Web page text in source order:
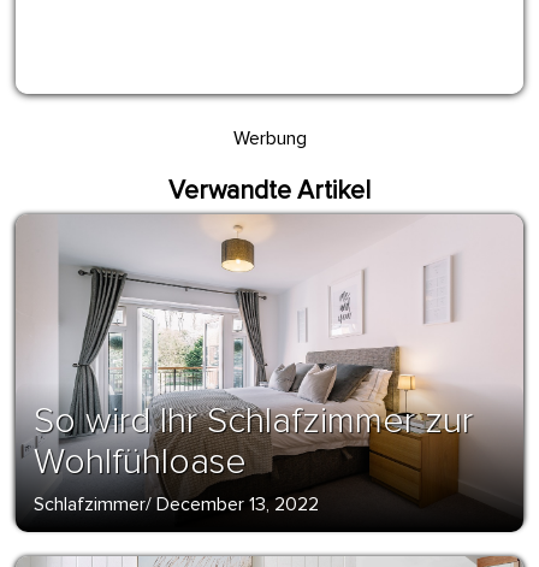
Werbung
Verwandte Artikel
So wird Ihr Schlafzimmer zur
Wohlfühloase
Schlafzimmer/December 13, 2022